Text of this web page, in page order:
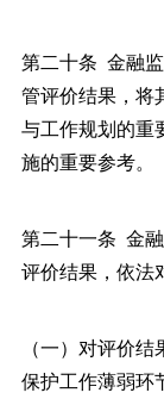
第二十条 金融
管评价结果，将
与工作规划的重
施的重要参考。
第二十一条 金
评价结果，依法
（一）对评价
保护工作薄弱环